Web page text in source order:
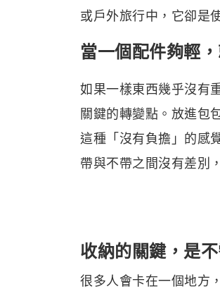
或戶外旅行中，它卻是
當一個配件夠輕
如果一樣東西幾乎沒有
關鍵的轉變點。放進包
這種「沒有負擔」的感
帶與不帶之間沒有差別
收納的關鍵，是
很多人會卡在一個地方